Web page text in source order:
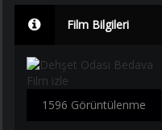
Film Bilgileri
1596 Görüntülenme